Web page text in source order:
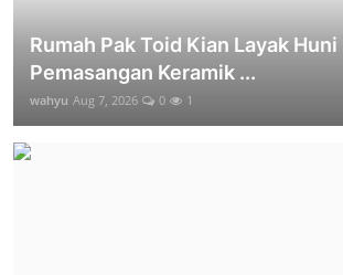
Rumah Pak Toid Kian Layak Huni
Pemasangan Keramik ...
wahyu Aug 7, 2026 0 1